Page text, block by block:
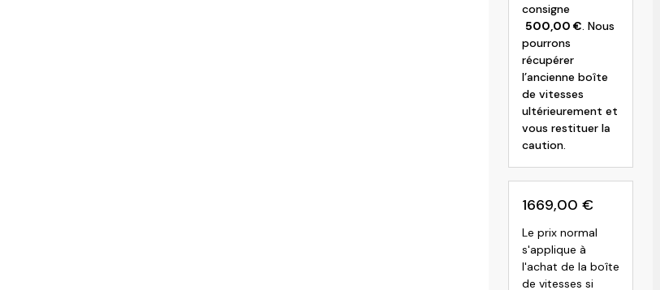
consigne
500,00 €. Nous
pourrons
récupérer
l’ancienne boîte
de vitesses
ultérieurement et
vous restituer la
caution.
1669,00 €
Le prix normal
s'applique à
l'achat de la boîte
de vitesses si